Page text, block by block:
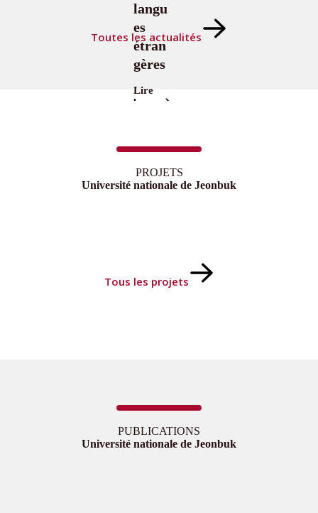
langu
es
étran
gères
Lire
la
Toutes les actualités
PROJETS
Université nationale de Jeonbuk
Tous les projets
PUBLICATIONS
Université nationale de Jeonbuk